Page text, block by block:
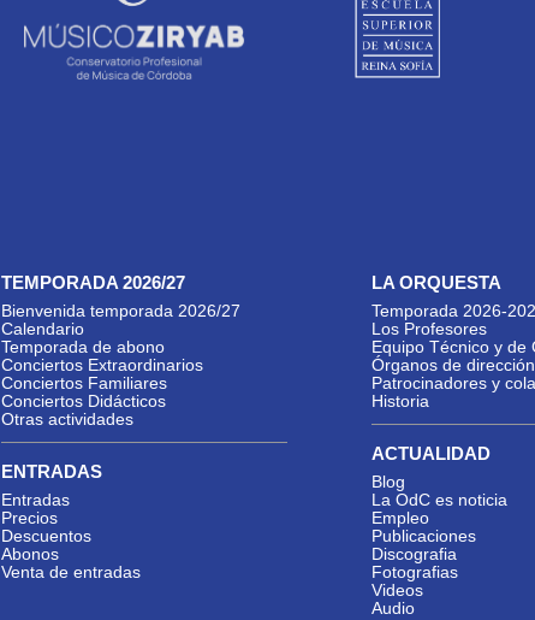
TEMPORADA 2026/27
Bienvenida temporada 2026/27
Calendario
Temporada de abono
Conciertos Extraordinarios
Conciertos Familiares
Conciertos Didácticos
Otras actividades
ENTRADAS
Entradas
Precios
Descuentos
Abonos
Venta de entradas
LA ORQUESTA
Temporada 2026-
Los Profesores
Equipo Técnico y de
Órganos de dirección
Patrocinadores y
Historia
ACTUALIDAD
Blog
La OdC es noticia
Empleo
Publicaciones
Discografia
Fotografias
Videos
Audio